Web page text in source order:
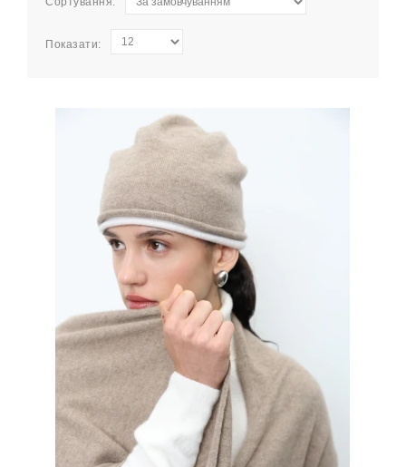
Показати: